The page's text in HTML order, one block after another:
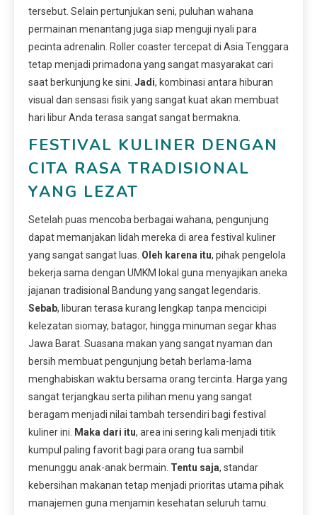
tersebut. Selain pertunjukan seni, puluhan wahana
permainan menantang juga siap menguji nyali para
pecinta adrenalin. Roller coaster tercepat di Asia Tenggara
tetap menjadi primadona yang sangat masyarakat cari
saat berkunjung ke sini. Jadi, kombinasi antara hiburan
visual dan sensasi fisik yang sangat kuat akan membuat
hari libur Anda terasa sangat sangat bermakna.
FESTIVAL KULINER DENGAN
CITA RASA TRADISIONAL
YANG LEZAT
Setelah puas mencoba berbagai wahana, pengunjung
dapat memanjakan lidah mereka di area festival kuliner
yang sangat sangat luas. Oleh karena itu, pihak pengelola
bekerja sama dengan UMKM lokal guna menyajikan aneka
jajanan tradisional Bandung yang sangat legendaris.
Sebab, liburan terasa kurang lengkap tanpa mencicipi
kelezatan siomay, batagor, hingga minuman segar khas
Jawa Barat. Suasana makan yang sangat nyaman dan
bersih membuat pengunjung betah berlama-lama
menghabiskan waktu bersama orang tercinta. Harga yang
sangat terjangkau serta pilihan menu yang sangat
beragam menjadi nilai tambah tersendiri bagi festival
kuliner ini.
Maka dari itu, area ini sering kali menjadi titik
kumpul paling favorit bagi para orang tua sambil
menunggu anak-anak bermain. Tentu saja, standar
kebersihan makanan tetap menjadi prioritas utama pihak
manajemen guna menjamin kesehatan seluruh tamu.